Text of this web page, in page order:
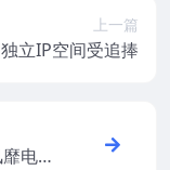
上一篇
立IP空间受追捧
电